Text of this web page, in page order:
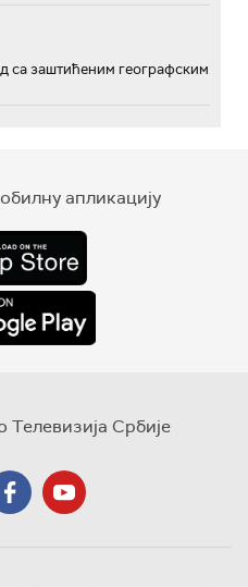
са заштићеним географским
апликацију
Телевизија Србије